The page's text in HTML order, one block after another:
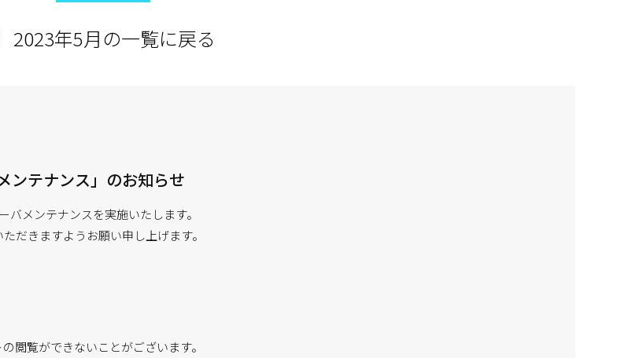
2023年5月の一覧に戻る
ンテナンス」のお知らせ
バメンテナンスを実施いたします。
だきますようお願い申し上げます。
閲覧ができないことがございます。